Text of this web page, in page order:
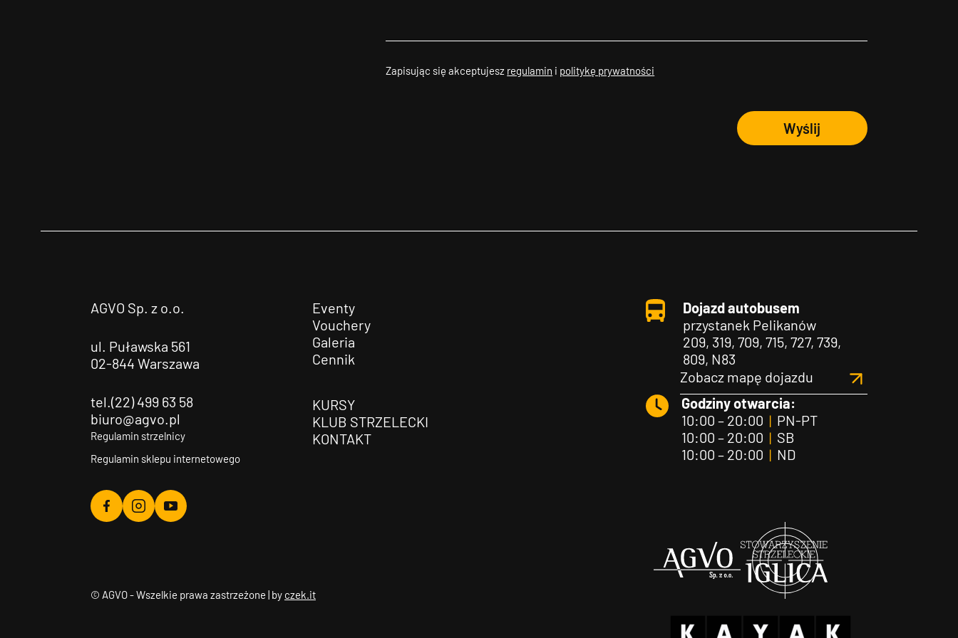
Zapisując się akceptujesz regulamin i politykę prywatności
Wyślij
AGVO Sp. z o.o.
ul. Puławska 561
02-844 Warszawa
tel.(22) 499 63 58
biuro@agvo.pl
Regulamin strzelnicy
Regulamin sklepu internetowego
Agvo
Agvo
Agvo
Eventy
Vouchery
Galeria
Cennik
KURSY
KLUB STRZELECKI
KONTAKT
Dojazd autobusem
przystanek Pelikanów
209, 319, 709, 715, 727, 739,
809, N83
Zobacz mapę dojazdu
Godziny otwarcia:
10:00 – 20:00 |PN-PT
10:00 – 20:00 |SB
10:00 – 20:00 |ND
© AGVO - Wszelkie prawa zastrzeżone | by czek.it
Agvo Iglica